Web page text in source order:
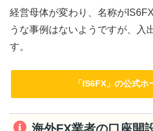
経営母体が変わり、名称が
うな事例はないようですが、入
す。
「IS6FX」の公式ホ